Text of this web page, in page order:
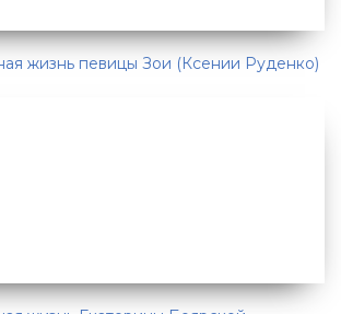
жизнь певицы Зои (Ксении Руденко)